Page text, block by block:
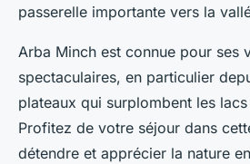
passerelle importante vers la
Arba Minch est connue pour ses
spectaculaires, en particulier
plateaux qui surplombent les
Profitez de votre séjour dans
détendre et apprécier la nature